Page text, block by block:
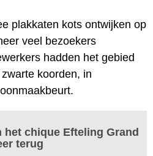
plakkaten kots ontwijken op
veel bezoekers
hadden het gebied
koorden, in
het chique Efteling Grand
terug